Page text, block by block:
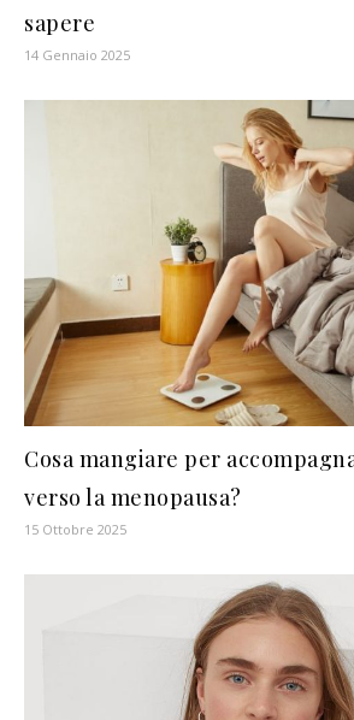
sapere
14 Gennaio 2025
Cosa mangiare per
verso la menopausa?
15 Ottobre 2025